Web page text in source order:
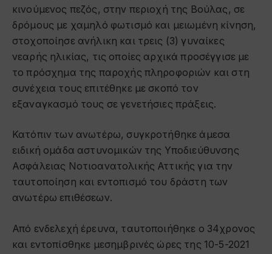
κινούμενος πεζός, στην περιοχή της Βούλας, σε
δρόμους με χαμηλό φωτισμό και μειωμένη κίνηση,
στοχοποίησε ανήλικη και τρεις (3) γυναίκες
νεαρής ηλικίας, τις οποίες αρχικά προσέγγισε με
το πρόσχημα της παροχής πληροφοριών και στη
συνέχεια τους επιτέθηκε με σκοπό τον
εξαναγκασμό τους σε γενετήσιες πράξεις.
Κατόπιν των ανωτέρω, συγκροτήθηκε άμεσα
ειδική ομάδα αστυνομικών της Υποδιεύθυνσης
Ασφάλειας Νοτιοανατολικής Αττικής για την
ταυτοποίηση και εντοπισμό του δράστη των
ανωτέρω επιθέσεων.
Από ενδελεχή έρευνα, ταυτοποιήθηκε ο 34χρονος
και εντοπίσθηκε μεσημβρινές ώρες της 10-5-2021